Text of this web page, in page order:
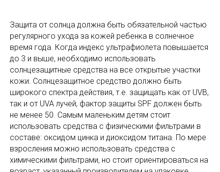
Защита от солнца должна быть обязательной частью
регулярного ухода за кожей ребенка в солнечное
время года. Когда индекс ультрафиолета повышается
до 3 и выше, необходимо использовать
солнцезащитные средства на все открытые участки
кожи. Солнцезащитное средство должно быть
широкого спектра действия, т.е. защищать как от UVB,
так и от UVA лучей, фактор защиты SPF должен быть
не менее 50. Самым маленьким детям стоит
использовать средства с физическими фильтрами в
составе: оксидом цинка и диоксидом титана. По мере
взросления можно использовать средства с
химическими фильтрами, но стоит ориентироваться на